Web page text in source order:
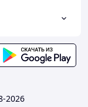
2026